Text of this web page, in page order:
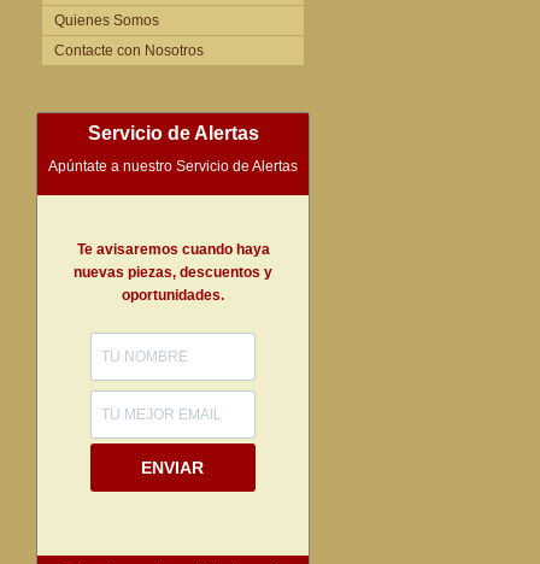
Quienes Somos
Contacte con Nosotros
Servicio de Alertas
Apúntate a nuestro Servicio de Alertas
Te avisaremos cuando haya
nuevas piezas, descuentos y
oportunidades.
ENVIAR